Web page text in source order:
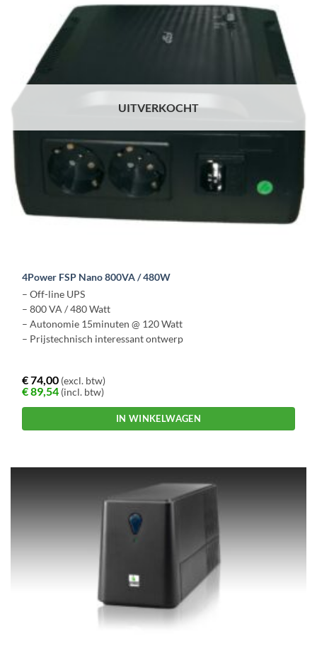
UITVERKOCHT
4Power FSP Nano 800VA / 480W
– Off-line UPS
– 800 VA / 480 Watt
– Autonomie 15minuten @ 120 Watt
– Prijstechnisch interessant ontwerp
€74,00 (excl. btw)
€89,54 (incl. btw)
IN WINKELWAGEN